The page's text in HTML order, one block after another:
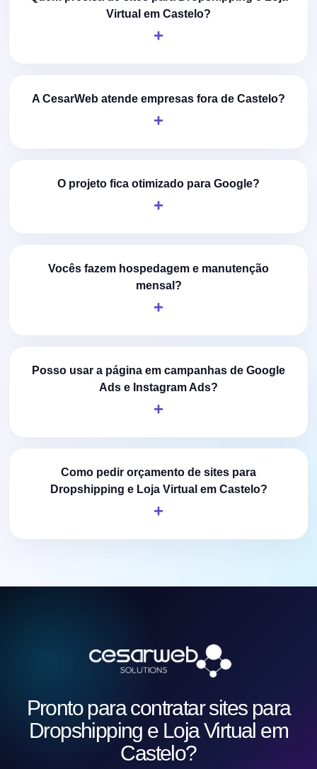
Virtual em Castelo?
A CesarWeb atende empresas fora de Castelo?
O projeto fica otimizado para Google?
Vocês fazem hospedagem e manutenção
mensal?
Posso usar a página em campanhas de Google
Ads e Instagram Ads?
Como pedir orçamento de sites para
Dropshipping e Loja Virtual em Castelo?
Pronto para contratar sites para
Dropshipping e Loja Virtual em
Castelo?